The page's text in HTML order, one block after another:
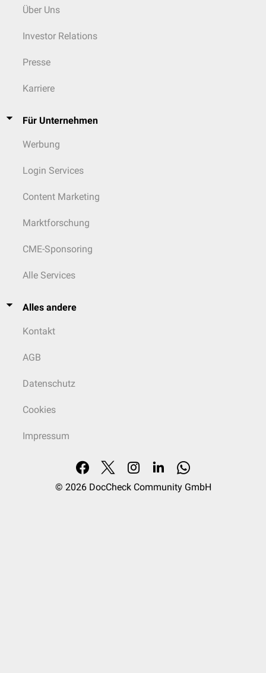
Über Uns
Investor Relations
Presse
Karriere
Für Unternehmen
Werbung
Login Services
Content Marketing
Marktforschung
CME-Sponsoring
Alle Services
Alles andere
Kontakt
AGB
Datenschutz
Cookies
Impressum
© 2026 DocCheck Community GmbH